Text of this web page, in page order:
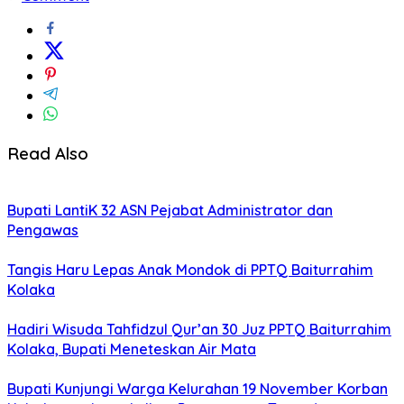
Read Also
Bupati LantiK 32 ASN Pejabat Administrator dan
Pengawas
Tangis Haru Lepas Anak Mondok di PPTQ Baiturrahim
Kolaka
Hadiri Wisuda Tahfidzul Qur’an 30 Juz PPTQ Baiturrahim
Kolaka, Bupati Meneteskan Air Mata
Bupati Kunjungi Warga Kelurahan 19 November Korban